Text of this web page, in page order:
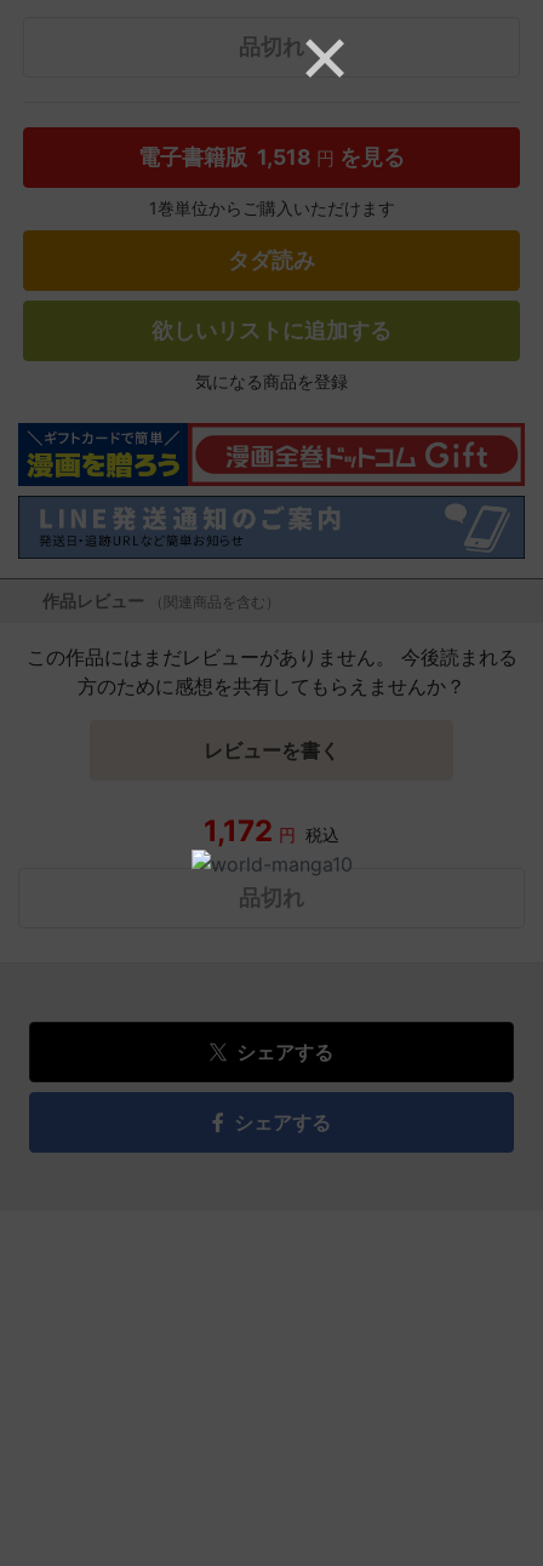
品切れ
電子書籍版 1,518 円 を見る
1巻単位からご購入いただけます
タダ読み
欲しいリストに追加する
気になる商品を登録
作品レビュー （関連商品を含む）
この作品にはまだレビューがありません。 今後読まれる
方のために感想を共有してもらえませんか？
レビューを書く
1,172 円 税込
品切れ
シェアする
シェアする